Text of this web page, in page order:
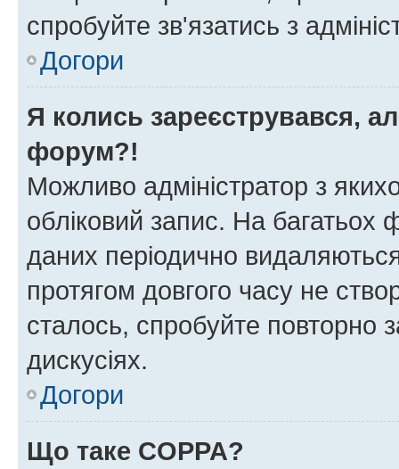
спробуйте зв'язатись з
Догори
Я колись зареєструвався,
форум?!
Можливо адміністратор з
обліковий запис. На
даних періодично видаляються
протягом довгого часу не
сталось, спробуйте повторно
дискусіях.
Догори
Що таке COPPA?